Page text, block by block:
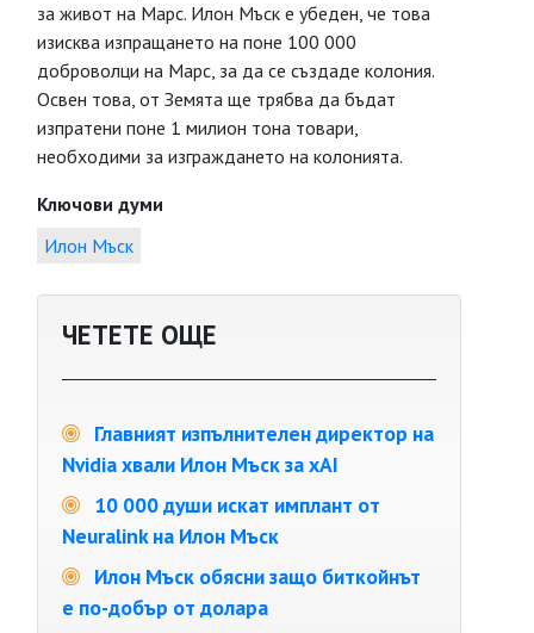
за живот на Марс. Илон Мъск е убеден, че това
изисква изпращането на поне 100 000
доброволци на Марс, за да се създаде колония.
Освен това, от Земята ще трябва да бъдат
изпратени поне 1 милион тона товари,
необходими за изграждането на колонията.
Ключови думи
Илон Мъск
ЧЕТЕТЕ ОЩЕ
Главният изпълнителен директор на
Nvidia хвали Илон Мъск за xAI
10 000 души искат имплант от
Neuralink на Илон Мъск
Илон Мъск обясни защо биткойнът
е по-добър от долара